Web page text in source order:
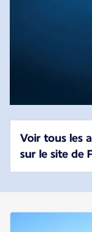
Voir tous les
sur le site de